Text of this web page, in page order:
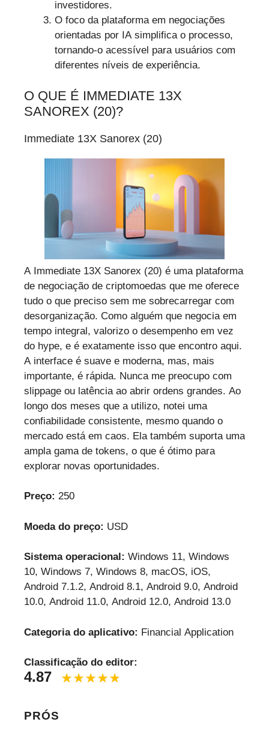
investidores.
O foco da plataforma em negociações
orientadas por IA simplifica o processo,
tornando-o acessível para usuários com
diferentes níveis de experiência.
O QUE É IMMEDIATE 13X
SANOREX (20)?
Immediate 13X Sanorex (20)
A Immediate 13X Sanorex (20) é uma plataforma
de negociação de criptomoedas que me oferece
tudo o que preciso sem me sobrecarregar com
desorganização. Como alguém que negocia em
tempo integral, valorizo o desempenho em vez
do hype, e é exatamente isso que encontro aqui.
A interface é suave e moderna, mas, mais
importante, é rápida. Nunca me preocupo com
slippage ou latência ao abrir ordens grandes. Ao
longo dos meses que a utilizo, notei uma
confiabilidade consistente, mesmo quando o
mercado está em caos. Ela também suporta uma
ampla gama de tokens, o que é ótimo para
explorar novas oportunidades.
Preço: 250
Moeda do preço: USD
Sistema operacional: Windows 11, Windows
10, Windows 7, Windows 8, macOS, iOS,
Android 7.1.2, Android 8.1, Android 9.0, Android
10.0, Android 11.0, Android 12.0, Android 13.0
Categoria do aplicativo: Financial Application
Classificação do editor:
4.87
PRÓS